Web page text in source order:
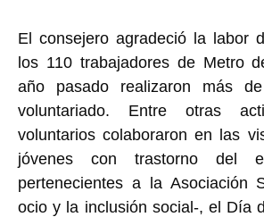
El consejero agradeció la labor
los 110 trabajadores de Metro
año pasado realizaron más
voluntariado. Entre otras
voluntarios colaboraron en las
jóvenes con trastorno del
pertenecientes a la Asociación
ocio y la inclusión social-, el Día